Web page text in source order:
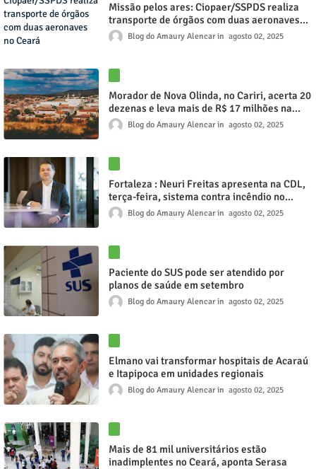
Missão pelos ares: Ciopaer/SSPDS realiza
transporte de órgãos com duas aeronaves
no CearáBlog do Amaury Alencar agosto 02, 2025
Morador de Nova Olinda, no Cariri, acerta 20
dezenas e leva mais de R$ 17 milhões na
Lotomania
Blog do Amaury Alencar agosto 02, 2025
Fortaleza : Neuri Freitas apresenta na CDL,
terça-feira, sistema contra incêndio no
CentroBlog do Amaury Alencar agosto 02, 2025
Paciente do SUS pode ser atendido por
planos de saúde em setembro
Blog do Amaury Alencar agosto 02, 2025
Elmano vai transformar hospitais de Acaraú
e Itapipoca em unidades regionais
Blog do Amaury Alencar agosto 02, 2025
Mais de 81 mil universitários estão
inadimplentes no Ceará, aponta Serasa